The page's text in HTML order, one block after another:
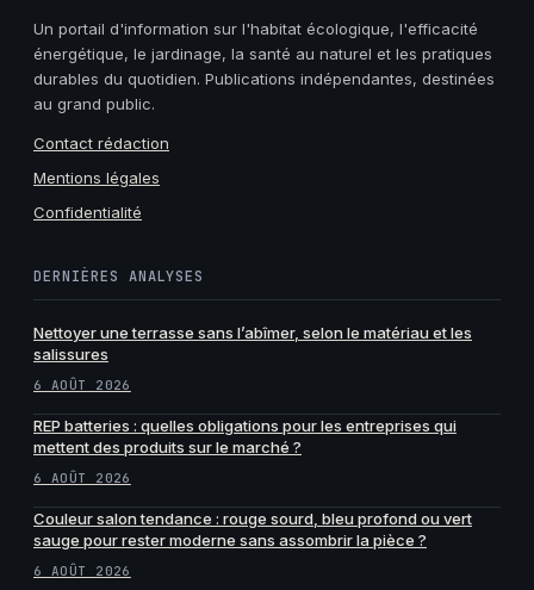
Un portail d'information sur l'habitat écologique, l'efficacité
énergétique, le jardinage, la santé au naturel et les pratiques
durables du quotidien. Publications indépendantes, destinées
au grand public.
Contact rédaction
Mentions légales
Confidentialité
DERNIÈRES ANALYSES
Nettoyer une terrasse sans l’abîmer, selon le matériau et les
salissures
6 AOÛT 2026
REP batteries : quelles obligations pour les entreprises qui
mettent des produits sur le marché ?
6 AOÛT 2026
Couleur salon tendance : rouge sourd, bleu profond ou vert
sauge pour rester moderne sans assombrir la pièce ?
6 AOÛT 2026